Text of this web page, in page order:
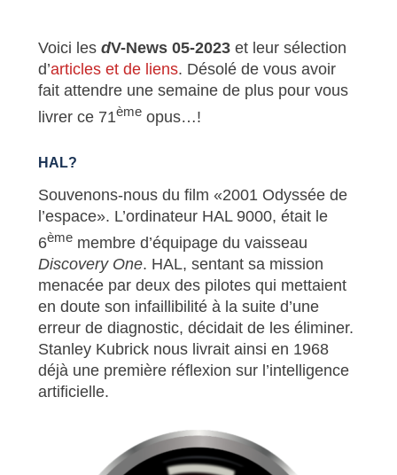
Voici les dV-News 05-2023et leur sélection
d’articles et de liens. Désolé de vous avoir
fait attendre une semaine de plus pour vous
livrer ce 71èmeopus…!
HAL?
Souvenons-nous du film «2001 Odyssée de
l’espace». L’ordinateur HAL 9000, était le
6èmemembre d’équipage du vaisseau
Discovery One. HAL, sentant sa mission
menacée par deux des pilotes qui mettaient
en doute son infaillibilité à la suite d’une
erreur de diagnostic, décidait de les éliminer.
Stanley Kubrick nous livrait ainsi en 1968
déjà une première réflexion sur l’intelligence
artificielle.